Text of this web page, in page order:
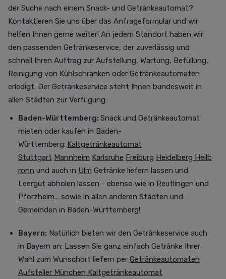
der Suche nach einem Snack- und Getränkeautomat?
Kontaktieren Sie uns über das Anfrageformular und wir
helfen Ihnen gerne weiter! An jedem Standort haben wir
den passenden Getränkeservice, der zuverlässig und
schnell Ihren Auftrag zur Aufstellung, Wartung, Befüllung,
Reinigung von Kühlschränken oder Getränkeautomaten
erledigt. Der Getränkeservice steht Ihnen bundesweit in
allen Städten zur Verfügung:
Baden-Württemberg: Snack und Getränkeautomat
mieten oder kaufen in Baden-
Württemberg: Kaltgetränkeautomat
Stuttgart Mannheim Karlsruhe Freiburg Heidelberg Heilb
ronn und auch in Ulm Getränke liefern lassen und
Leergut abholen lassen - ebenso wie in Reutlingen und
Pforzheim... sowie in allen anderen Städten und
Gemeinden in Baden-Württemberg!
Bayern: Natürlich bieten wir den Getränkeservice auch
in Bayern an: Lassen Sie ganz einfach Getränke Ihrer
Wahl zum Wunschort liefern per Getränkeautomaten
Aufsteller München Kaltgetränkeautomat